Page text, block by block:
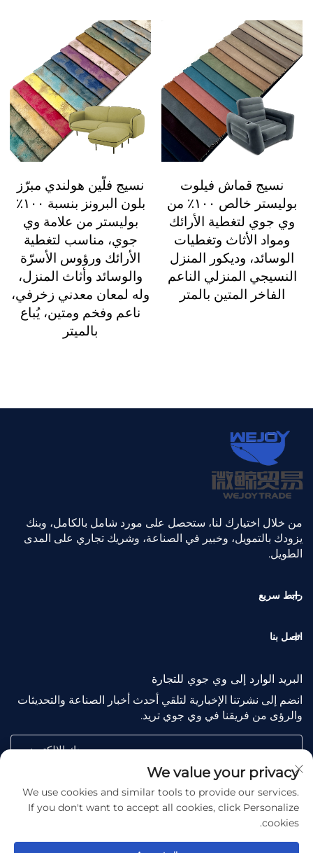
نسيج قماش فيلوت
بوليستر خالص ١٠٠٪ من
وي جوي لتغطية الأرائك
ومواد الأثاث وتغطيات
الوسائد، وديكور المنزل
النسيجي المنزلي الناعم
الفاخر المتين بالمتر
نسيج فلّين هولندي مبرّز
بلون البرونز بنسبة ١٠٠٪
بوليستر من علامة وي
جوي، مناسب لتغطية
الأرائك ورؤوس الأسرّة
والوسائد وأثاث المنزل،
وله لمعان معدني زخرفي،
ناعم وفخم ومتين، يُباع
بالميتر
من خلال اختيارك لنا، ستحصل على مورد شامل بالكامل، وبنك
يزودك بالتمويل، وخبير في الصناعة، وشريك تجاري على المدى
الطويل.
رابط سريع
اتصل بنا
البريد الوارد إلى وي جوي للتجارة
انضم إلى نشرتنا الإخبارية لتلقي أحدث أخبار الصناعة والتحديثات
والرؤى من فريقنا في وي جوي تريد.
بريدك الإلكتروني
Subscribe
We value your privacy
We use cookies and similar tools to provide our services.
If you don't want to accept all cookies, click Personalize
cookies.